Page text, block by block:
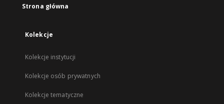
Strona główna
Kolekcje
Kolekcje instytucji
Kolekcje osób prywatnych
Kolekcje tematyczne